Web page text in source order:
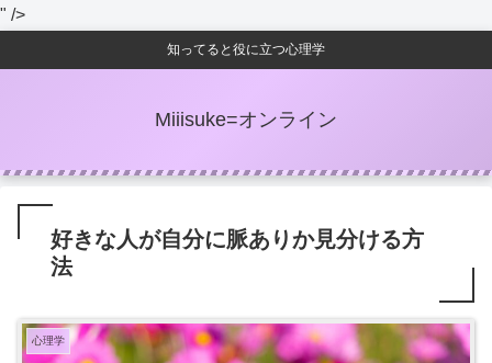
" />
知ってると役に立つ心理学
Miiisuke=オンライン
好きな人が自分に脈ありか見分ける方
法
心理学